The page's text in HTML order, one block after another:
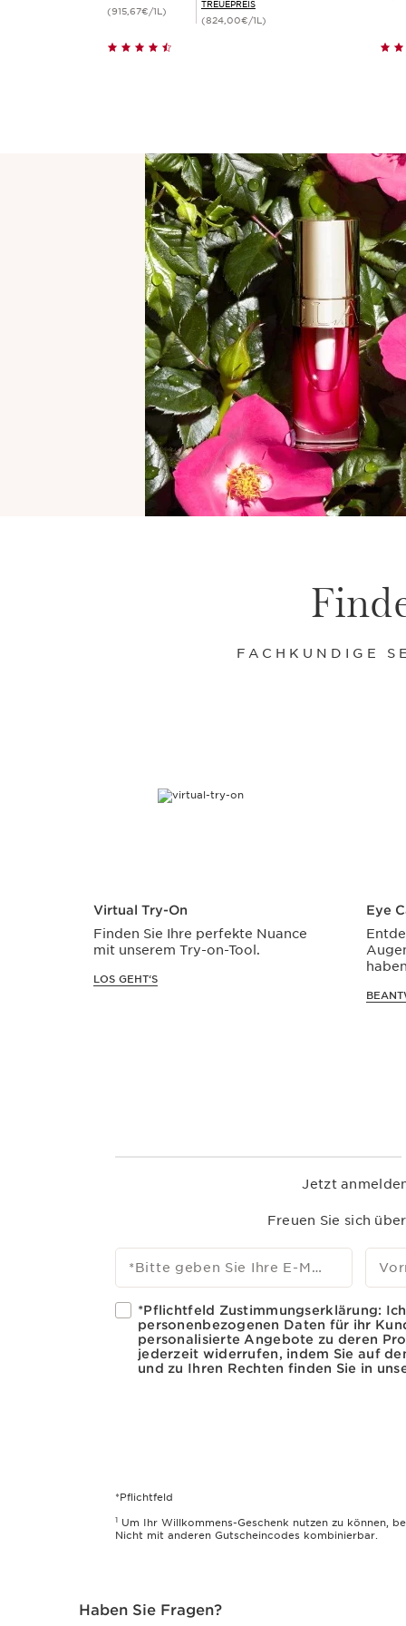
(915,67€/1L)
TREUEPREIS
(824,00€/1L)
Schnellansicht
FACHKUNDIGE
Virtual Try-On
Finden Sie Ihre perfekte Nuance
mit unserem Try-on-Tool.
LOS GEHT‘S
Eye
Jetzt
Freuen Sie sich
*Bitte geben Sie Ihre E-Mail Adresse ein
*Pflichtfeld Zustimmungserklärung:
personenbezogenen Daten für ihr
personalisierte Angebote zu deren
jederzeit widerrufen, indem Sie auf
und zu Ihren Rechten finden Sie in
*Pflichtfeld
1 Um Ihr Willkommens-Geschenk nutzen zu können,
Nicht mit anderen Gutscheincodes kombinierbar.
Haben Sie Fragen?